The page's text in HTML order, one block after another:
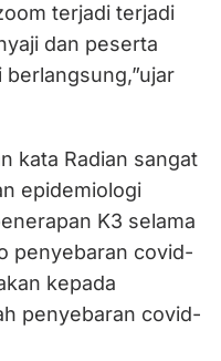
terjadi terjadi
dan peserta
kata Radian sangat
epidemiologi
K3 selama
penyebaran covid-
kepada
penyebaran covid-